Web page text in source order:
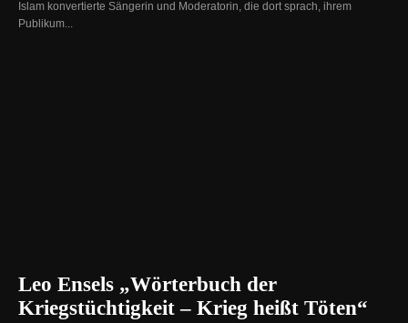
Islam konvertierte Sängerin und Moderatorin, die dort sprach, ihrem
Publikum...
Leo Ensels „Wörterbuch der
Kriegstüchtigkeit – Krieg heißt Töten“